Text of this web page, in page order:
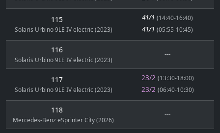
115
Solaris Urbino 9LE IV electric (2023)
41/1 (14:40-16:40)
41/1 (05:55-10:45)
116
Solaris Urbino 9LE IV electric (2023)
---
117
Solaris Urbino 9LE IV electric (2023)
23/2 (13:30-18:00)
23/2 (06:40-10:30)
118
Mercedes-Benz eSprinter City (2026)
---